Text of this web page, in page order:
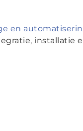
en
installatie